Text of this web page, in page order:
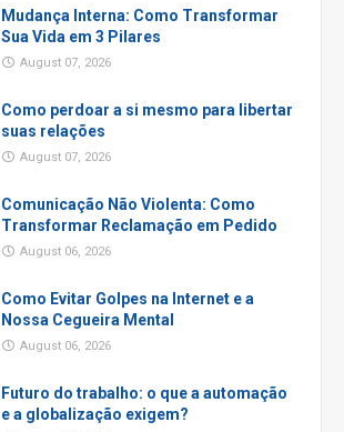
Mudança Interna: Como Transformar
Sua Vida em 3 Pilares
August 07, 2026
Como perdoar a si mesmo para libertar
suas relações
August 07, 2026
Comunicação Não Violenta: Como
Transformar Reclamação em Pedido
August 06, 2026
Como Evitar Golpes na Internet e a
Nossa Cegueira Mental
August 06, 2026
Futuro do trabalho: o que a automação
e a globalização exigem?